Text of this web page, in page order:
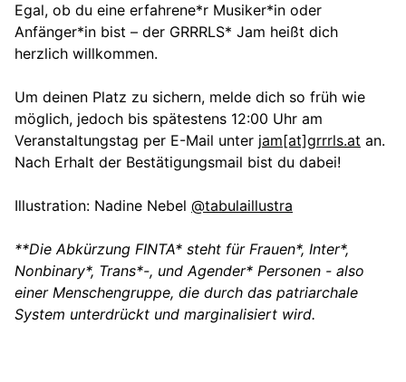
Egal, ob du eine erfahrene*r Musiker*in oder
Anfänger*in bist – der GRRRLS* Jam heißt dich
herzlich willkommen.
Um deinen Platz zu sichern, melde dich so früh wie
möglich, jedoch bis spätestens 12:00 Uhr am
Veranstaltungstag per E-Mail unter jam[at]grrrls.at an.
Nach Erhalt der Bestätigungsmail bist du dabei!
Illustration: Nadine Nebel @tabulaillustra
**Die Abkürzung FINTA* steht für Frauen*, Inter*,
Nonbinary*, Trans*-, und Agender* Personen - also
einer Menschengruppe, die durch das patriarchale
System unterdrückt und marginalisiert wird.